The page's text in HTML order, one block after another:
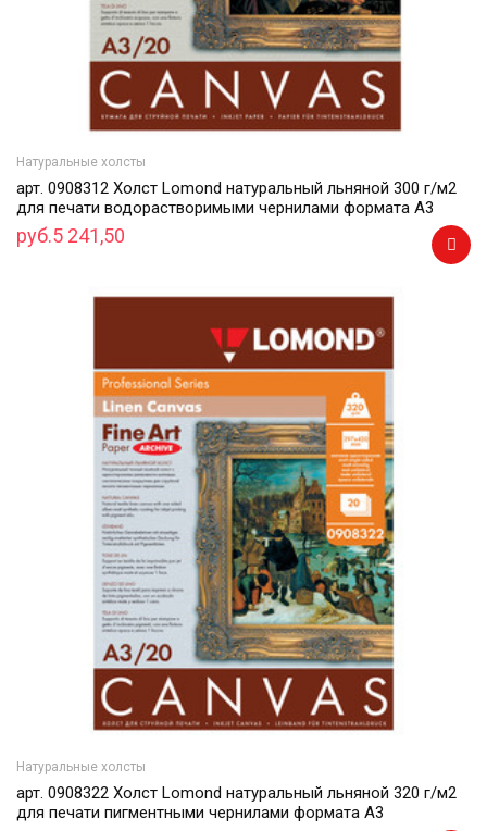
Натуральные холсты
арт. 0908312 Холст Lomond натуральный льняной 300 г/м2
для печати водорастворимыми чернилами формата А3
руб.5 241,50
Натуральные холсты
арт. 0908322 Холст Lomond натуральный льняной 320 г/м2
для печати пигментными чернилами формата А3